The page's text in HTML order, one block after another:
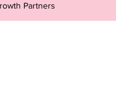
Partners